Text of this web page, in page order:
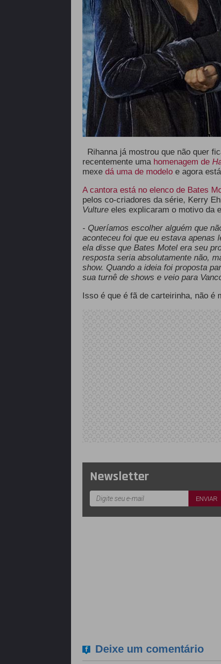
Rihanna já mostrou que não quer
recentemente uma homenagem de
mexedá uma de modelo e agora
A cantora está no elenco deBates
pelos co-criadores da série, Kerry
Vulture eles explicaram o motivo da
- Queríamos escolher alguém que
aconteceu foi que eu estava apenas
ela disse que Bates Motel era seu
resposta seria absolutamente não,
show. Quando a ideia foi proposta
sua turnê de shows e veio para
Isso é que é fã de carteirinha, não é
Newsletter
Deixe um comentário